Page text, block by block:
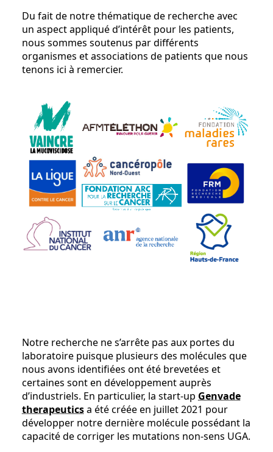
Du fait de notre thématique de recherche avec
un aspect appliqué d’intérêt pour les patients,
nous sommes soutenus par différents
organismes et associations de patients que nous
tenons ici à remercier.
Notre recherche ne s’arrête pas aux portes du
laboratoire puisque plusieurs des molécules que
nous avons identifiées ont été brevetées et
certaines sont en développement auprès
d’industriels. En particulier, la start-up Genvade
therapeuticsa été créée en juillet 2021 pour
développer notre dernière molécule possédant la
capacité de corriger les mutations non-sens UGA.